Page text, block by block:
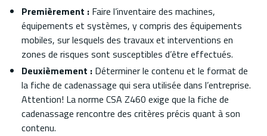
Premièrement : Faire l’inventaire des machines,
équipements et systèmes, y compris des équipements
mobiles, sur lesquels des travaux et interventions en
zones de risques sont susceptibles d’être effectués.
Deuxièmement : Déterminer le contenu et le format de
la fiche de cadenassage qui sera utilisée dans l’entreprise.
Attention! La norme CSA Z460 exige que la fiche de
cadenassage rencontre des critères précis quant à son
contenu.